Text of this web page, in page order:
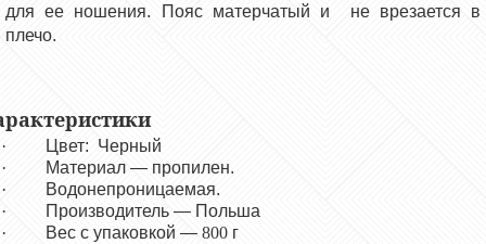
для ее ношения. Пояс матерчатый и не врезается в
плечо.
·
Цвет: Черный
·
Материал — пропилен.
·
Водонепроницаемая.
·
Производитель — Польша
·
Вес с упаковкой — 800 г